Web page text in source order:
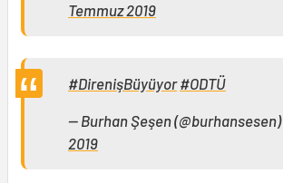
Temmuz 2019
#DirenişBüyüyor #ODTÜ
— Burhan Şeşen (@burhansesen)
2019